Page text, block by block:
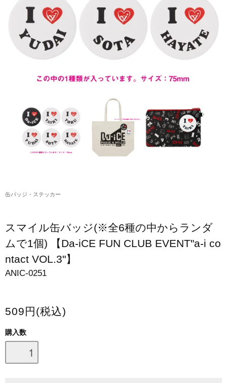
缶バッジ・ステッカー
生活雑貨・菓子・ゲーム
工藤大輝グッズ
岩岡徹グッズ
花村想太｜Natural Lag(ナチュラルラグ)グッズ
和田颯｜Wagic Hour Worksグッズ
スマホケース・モバイルバッテリー
会場限定グッズ
缶バッジ・ステッカー
スマイル缶バッジ(※全6種の中からランダ
ムで1個) 【Da-iCE FUN CLUB EVENT"a-i co
ntact VOL.3"】
ANIC-0251
509円(税込)
購入数